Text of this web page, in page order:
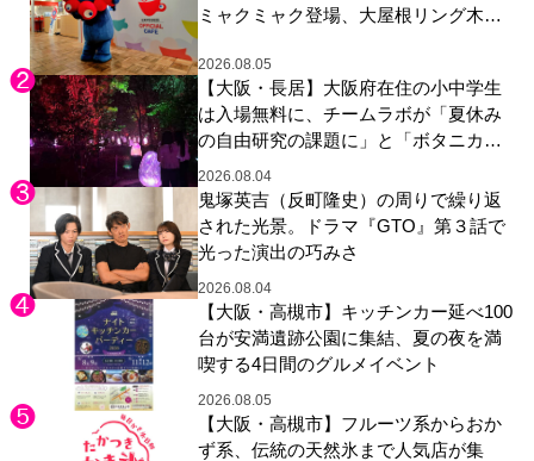
ミャクミャク登場、大屋根リング木材
展示も
2026.08.05
【大阪・長居】大阪府在住の小中学生
は入場無料に、チームラボが「夏休み
の自由研究の課題に」と「ボタニカル
ガーデン 大阪」へ招待
2026.08.04
鬼塚英吉（反町隆史）の周りで繰り返
された光景。ドラマ『GTO』第３話で
光った演出の巧みさ
2026.08.04
【大阪・高槻市】キッチンカー延べ100
台が安満遺跡公園に集結、夏の夜を満
喫する4日間のグルメイベント
2026.08.05
【大阪・高槻市】フルーツ系からおか
ず系、伝統の天然氷まで人気店が集